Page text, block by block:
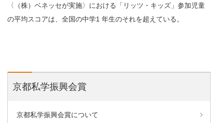
〈（株）ベネッセが実施〉における「リッツ・キッズ」参加児童
の平均スコアは、全国の中学1 年生のそれを超えている。
京都私学振興会賞
京都私学振興会賞について